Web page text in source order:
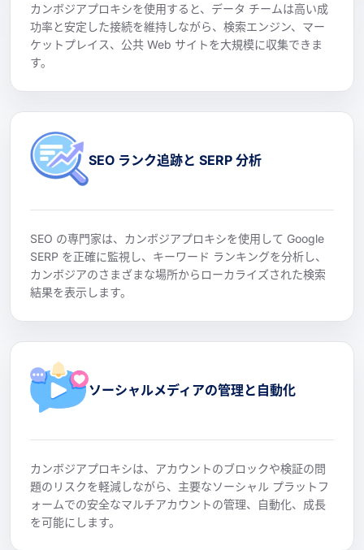
カンボジアプロキシを使用すると、データ チームは高い成
功率と安定した接続を維持しながら、検索エンジン、マー
ケットプレイス、公共 Web サイトを大規模に収集できま
す。
SEO ランク追跡と SERP 分析
SEO の専門家は、カンボジアプロキシを使用して Google
SERP を正確に監視し、キーワード ランキングを分析し、
カンボジアのさまざまな場所からローカライズされた検索
結果を表示します。
ソーシャルメディアの管理と自動化
カンボジアプロキシは、アカウントのブロックや検証の問
題のリスクを軽減しながら、主要なソーシャル プラットフ
ォームでの安全なマルチアカウントの管理、自動化、成長
を可能にします。